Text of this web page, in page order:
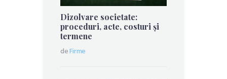
Dizolvare societate:
proceduri, acte, costuri și
termene
deFirme